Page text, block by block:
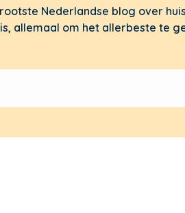
Nederlandse blog over
allemaal om het allerbeste te